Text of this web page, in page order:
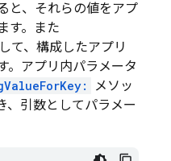
と、それらの値をアプ
す。また
て、構成したアプリ
。アプリ内パラメータ
メソッ
、引数としてパラメー